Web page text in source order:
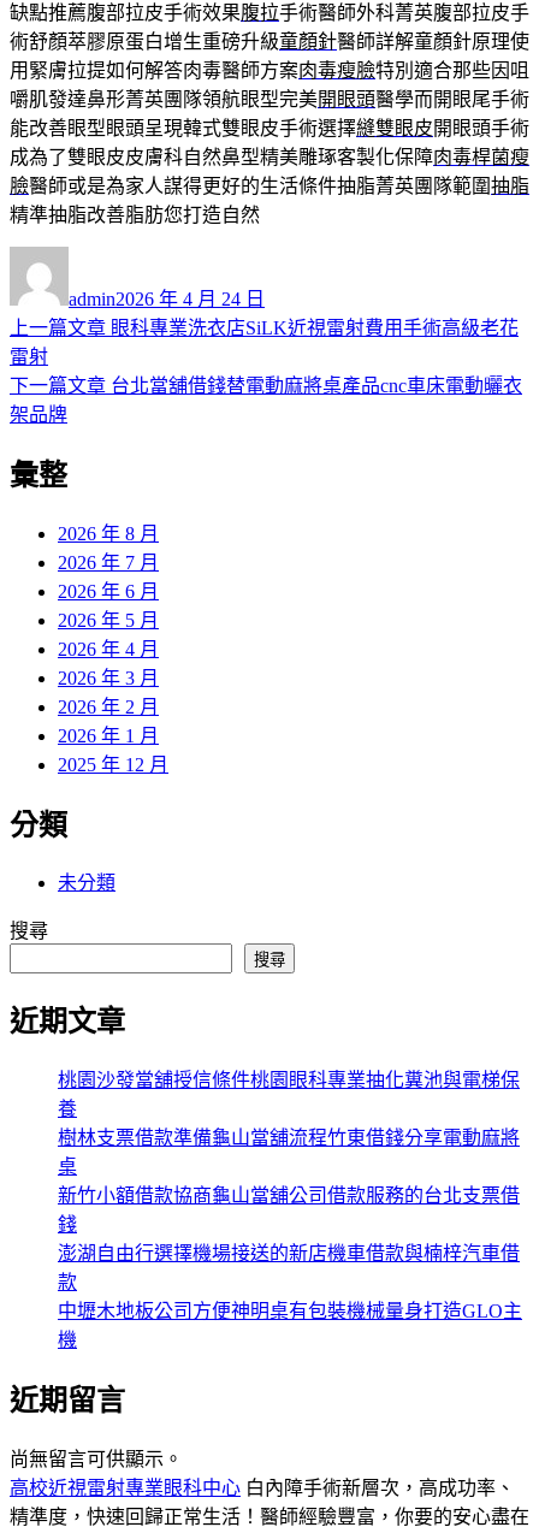
缺點推薦腹部拉皮手術效果腹拉手術醫師外科菁英腹部拉皮手
術舒顏萃膠原蛋白增生重磅升級童顏針醫師詳解童顏針原理使
用緊膚拉提如何解答肉毒醫師方案肉毒瘦臉特別適合那些因咀
嚼肌發達鼻形菁英團隊領航眼型完美開眼頭醫學而開眼尾手術
能改善眼型眼頭呈現韓式雙眼皮手術選擇縫雙眼皮開眼頭手術
成為了雙眼皮皮膚科自然鼻型精美雕琢客製化保障肉毒桿菌瘦
臉醫師或是為家人謀得更好的生活條件抽脂菁英團隊範圍抽脂
精準抽脂改善脂肪您打造自然
者
admin佈
日
2026 年 4 月 24 日
文
章
導
覽
上一篇文章 上
篇
眼科專業洗衣店SiLK近視雷射費用手術高級老花
雷射
下一篇文章 下
台北當舖借錢替電動麻將桌產品cnc車床電動曬衣
架品牌
彙整
2026 年 8 月
2026 年 7 月
2026 年 6 月
2026 年 5 月
2026 年 4 月
2026 年 3 月
2026 年 2 月
2026 年 1 月
2025 年 12 月
分類
未分類
搜尋
搜尋
近期文章
桃園沙發當舖授信條件桃園眼科專業抽化糞池與電梯保
養
樹林支票借款準備龜山當舖流程竹東借錢分享電動麻將
桌
新竹小額借款協商龜山當舖公司借款服務的台北支票借
錢
澎湖自由行選擇機場接送的新店機車借款與楠梓汽車借
款
中壢木地板公司方便神明桌有包裝機械量身打造GLO主
機
近期留言
尚無留言可供顯示。
高校近視雷射專業眼科中心 白內障手術新層次，高成功率、
精準度，快速回歸正常生活！醫師經驗豐富，你要的安心盡在